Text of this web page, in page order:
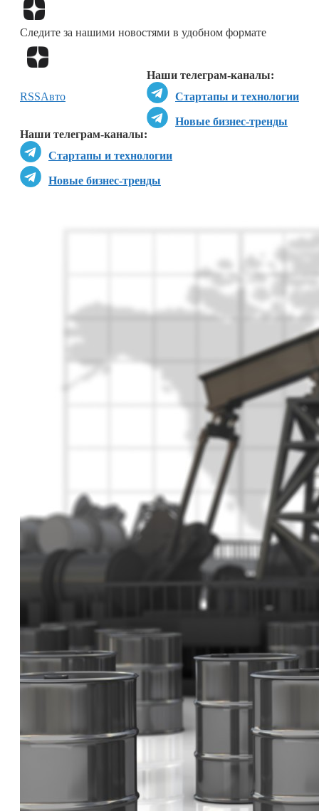
Следите за нашими новостями в удобном формате
Наши телеграм-каналы:
Стартапы и технологии
Новые бизнес-тренды
Наши телеграм-каналы:
Стартапы и технологии
Новые бизнес-тренды
RSSАвто